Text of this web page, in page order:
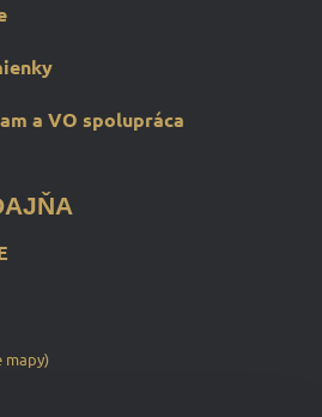
a VO spolupráca
mapy)